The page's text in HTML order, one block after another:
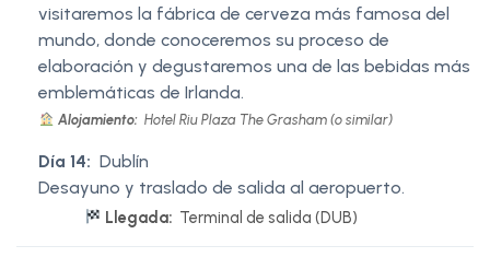
visitaremos la fábrica de cerveza más famosa del
mundo, donde conoceremos su proceso de
elaboración y degustaremos una de las bebidas más
emblemáticas de Irlanda.
Alojamiento: Hotel Riu Plaza The Grasham (o similar)
Día 14: Dublín
Desayuno y traslado de salida al aeropuerto.
Llegada: Terminal de salida (DUB)